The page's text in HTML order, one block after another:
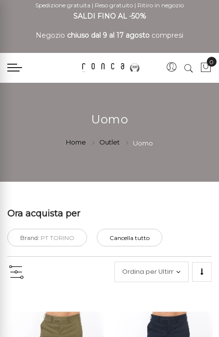
Spedizione gratuita | Reso gratuito | Ritiro in negozio
SALDI FINO AL -50%
Negozio chiuso dal 9 al 17 agosto compresi
0
Uomo
Home Outlet Uomo
Ora acquista per
Brand: PT TORINO Cancella tutto